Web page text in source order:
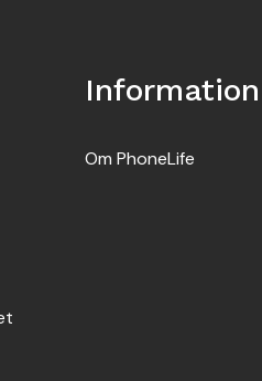
Information
Om PhoneLife